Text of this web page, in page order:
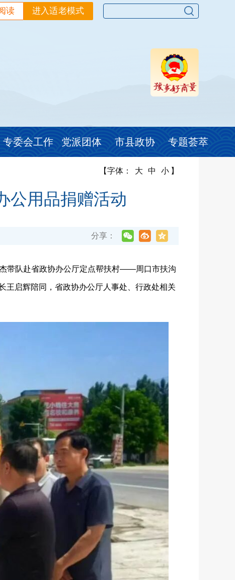
进入适老模式
读
专委会工作 党派团体 市县政协 专题荟萃
【字体： 大 中 小 】
公用品捐赠活动
分享：
带队赴省政协办公厅定点帮扶村——周口市扶沟
王启辉陪同，省政协办公厅人事处、行政处相关